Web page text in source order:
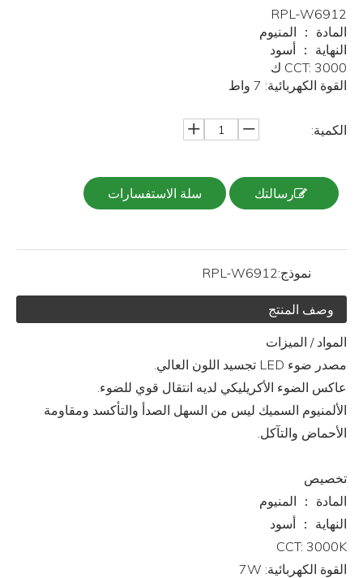
RPL-W6912
المادة ： المنيوم
النهاية ： أسود
CCT: 3000 ك
القوة الكهربائية: 7 واط
الكمية:
رسالتك سلة الاستفسارات
نموذج:RPL-W6912
وصف المنتج
المواد / الميزات
مصدر ضوء LED تجسيد اللون العالي.
عاكس الضوء الأكريليكي لديه انتقال قوي للضوء.
الألمنيوم السميك ليس من السهل الصدأ والتأكسد ومقاومة
الأحماض والتآكل.
تخصيص
المادة ： المنيوم
النهاية ： أسود
CCT: 3000K
القوة الكهربائية: 7W